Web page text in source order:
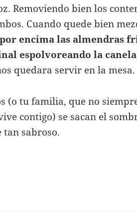
Removiendo bien los
Cuando quede bien
encima las almendras
espolvoreando la canela
quedara servir en la mesa.
(o tu familia, que no
contigo) se sacan el
tan sabroso.